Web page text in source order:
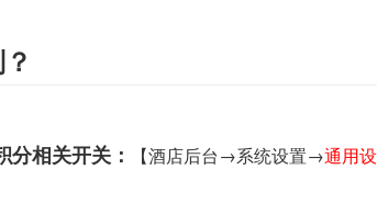
相关开关： 【酒店后台→系统设置→通用